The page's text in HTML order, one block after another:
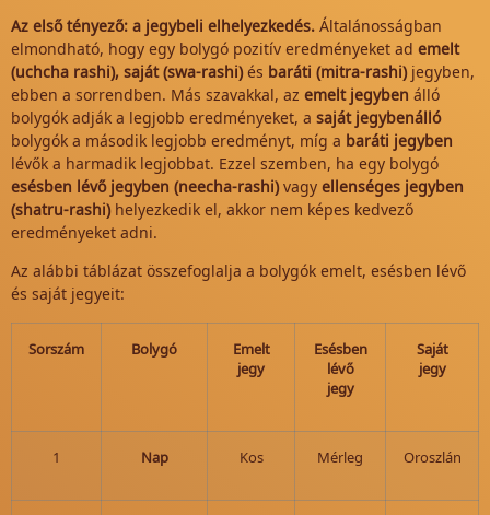
Az első tényező: a jegybeli elhelyezkedés. Általánosságban
elmondható, hogy egy bolygó pozitív eredményeket ad emelt
(uchcha rashi), saját (swa-rashi)és baráti (mitra-rashi)jegyben,
ebben a sorrendben. Más szavakkal, az emelt jegyben álló
bolygók adják a legjobb eredményeket, a saját jegybenálló
bolygók a második legjobb eredményt, míg a baráti jegyben
lévők a harmadik legjobbat. Ezzel szemben, ha egy bolygó
esésben lévő jegyben (neecha-rashi)vagy ellenséges jegyben
(shatru-rashi)helyezkedik el, akkor nem képes kedvező
eredményeket adni.
Az alábbi táblázat összefoglalja a bolygók emelt, esésben lévő
és saját jegyeit:
Sorszám Bolygó
Emelt
jegy
Esésben
lévő
jegy
Saját
jegy
1 Nap Kos Mérleg Oroszlán